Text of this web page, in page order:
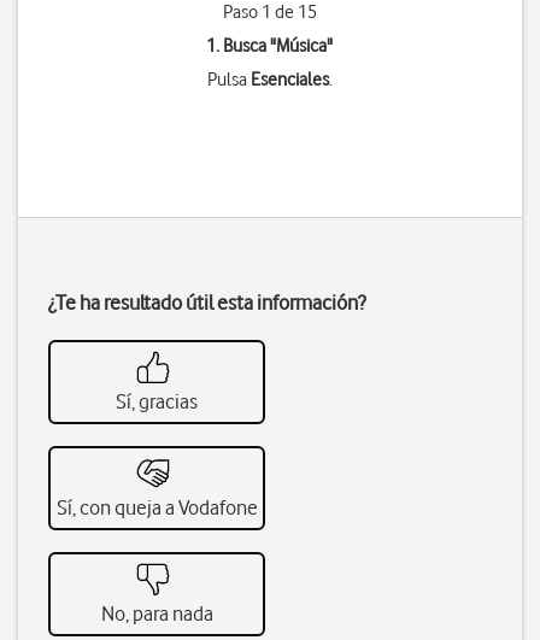
Paso 1 de 15
1. Busca "Música"
Pulsa Esenciales.
¿Te ha resultado útil esta información?
Sí, gracias
Sí, con queja a Vodafone
No, para nada